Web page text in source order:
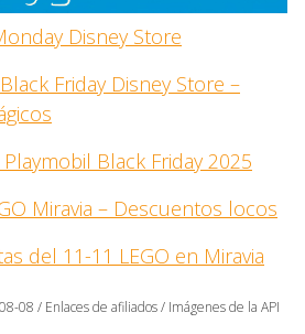
Disney Store
Friday Disney Store –
Black Friday 2025
Miravia – Descuentos locos
del 11-11 LEGO en Miravia
08 / Enlaces de afiliados / Imágenes de la API